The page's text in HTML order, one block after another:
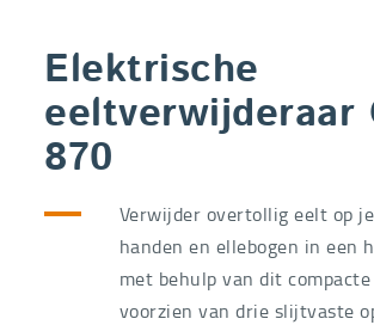
Elektrische
eeltverwijderaar
870
Verwijder overtollig eelt op
handen en ellebogen in een
met behulp van dit
voorzien van drie slijtvaste